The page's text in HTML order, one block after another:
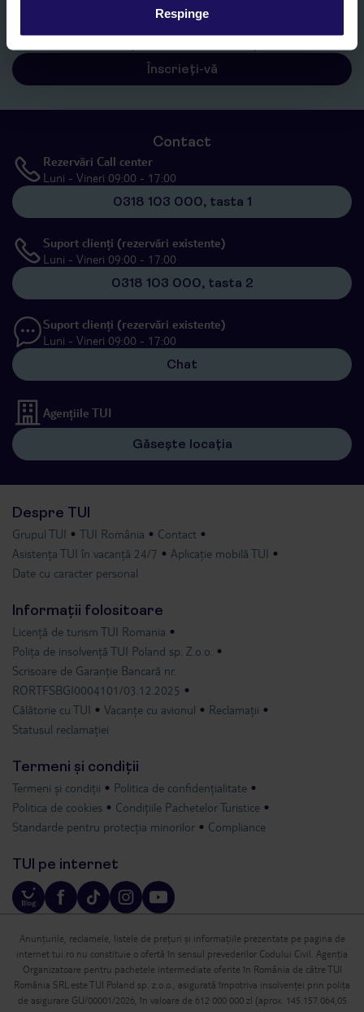
Respinge
„Informații privind prelucrarea datelor cu caracter
Înscrieți-vă
Contact
Rezervări Call center
Luni - Vineri 09:00 - 17:00
0318 103 000, tasta 1
Suport clienți (rezervări existente)
Luni - Vineri 09:00 - 17:00
0318 103 000, tasta 2
Suport clienți (rezervări existente)
Luni - Vineri 09:00 - 17:00
Chat
Agențiile TUI
Găsește locația
Despre TUI
Grupul TUI TUI România
Contact
Asistența TUI în vacanță 24/7
Aplicație mobilă TUI
Date cu caracter personal
Informații folositoare
Licență de turism TUI Romania
Polița de insolvență TUI Poland sp. Z.o.o.
Scrisoare de Garanție Bancară nr.
RORTFSBGI0004101/03.12.2025
Călătorie cu TUI
Vacanțe cu avionul
Reclamații
Statusul reclamației
Termeni și condiții
Termeni și condiții
Politica de confidențialitate
Politica de cookies
Condițiile Pachetelor Turistice
Standarde pentru protecția minorilor
Compliance
TUI pe internet
Anunțurile, reclamele, listele de prețuri și informațiile prezentate pe pagina de
internet tui.ro nu constituie o ofertă în sensul prevederilor Codului Civil. Agenția
Organizatoare pentru pachetele intermediate oferite în România de către TUI
România SRL este TUI Poland sp. z.o.o., asigurată împotriva insolvenței prin polița
de asigurare GU/00001/2026, în valoare de 612 000 000 zl (aprox. 145.157.064,05